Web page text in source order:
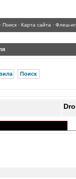
· Поиск · Карта сайта · Флеш-
Поиск